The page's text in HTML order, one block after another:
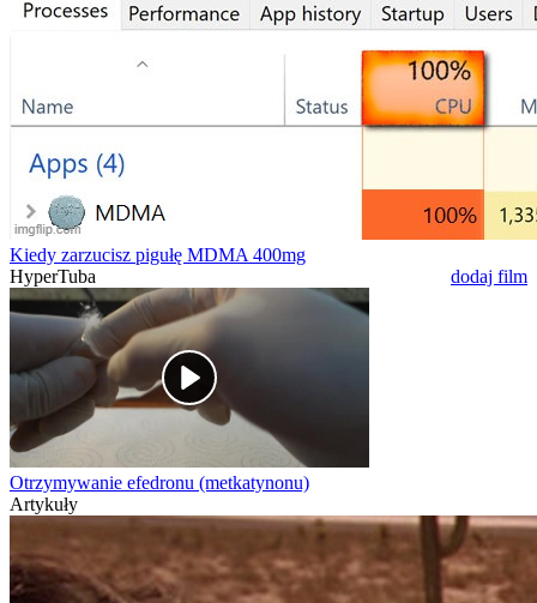
Kiedy zarzucisz pigułę MDMA 400mg
HyperTuba
dodaj film
Otrzymywanie efedronu (metkatynonu)
Artykuły